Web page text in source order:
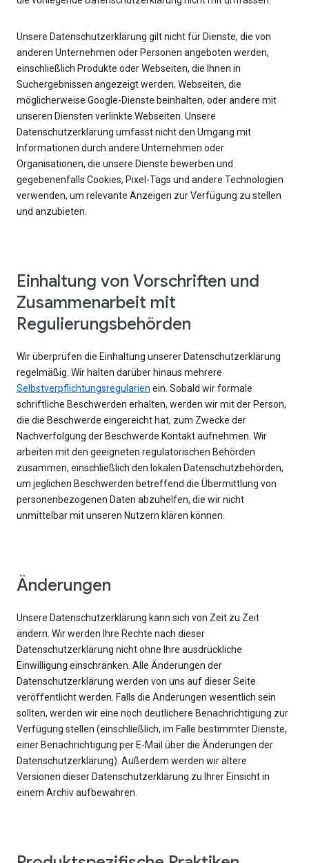
Unsere Datenschutzerklärung gilt nicht für Dienste, die von
anderen Unternehmen oder Personen angeboten werden,
einschließlich Produkte oder Webseiten, die Ihnen in
Suchergebnissen angezeigt werden, Webseiten, die
möglicherweise Google-Dienste beinhalten, oder andere mit
unseren Diensten verlinkte Webseiten. Unsere
Datenschutzerklärung umfasst nicht den Umgang mit
Informationen durch andere Unternehmen oder
Organisationen, die unsere Dienste bewerben und
gegebenenfalls Cookies, Pixel-Tags und andere Technologien
verwenden, um relevante Anzeigen zur Verfügung zu stellen
und anzubieten.
Einhaltung von Vorschriften und
Zusammenarbeit mit
Regulierungsbehörden
Wir überprüfen die Einhaltung unserer Datenschutzerklärung
regelmäßig. Wir halten darüber hinaus mehrere
Selbstverpflichtungsregularien ein. Sobald wir formale
schriftliche Beschwerden erhalten, werden wir mit der Person,
die die Beschwerde eingereicht hat, zum Zwecke der
Nachverfolgung der Beschwerde Kontakt aufnehmen. Wir
arbeiten mit den geeigneten regulatorischen Behörden
zusammen, einschließlich den lokalen Datenschutzbehörden,
um jeglichen Beschwerden betreffend die Übermittlung von
personenbezogenen Daten abzuhelfen, die wir nicht
unmittelbar mit unseren Nutzern klären können.
Änderungen
Unsere Datenschutzerklärung kann sich von Zeit zu Zeit
ändern. Wir werden Ihre Rechte nach dieser
Datenschutzerklärung nicht ohne Ihre ausdrückliche
Einwilligung einschränken. Alle Änderungen der
Datenschutzerklärung werden von uns auf dieser Seite
veröffentlicht werden. Falls die Änderungen wesentlich sein
sollten, werden wir eine noch deutlichere Benachrichtigung zur
Verfügung stellen (einschließlich, im Falle bestimmter Dienste,
einer Benachrichtigung per E-Mail über die Änderungen der
Datenschutzerklärung). Außerdem werden wir ältere
Versionen dieser Datenschutzerklärung zu Ihrer Einsicht in
einem Archiv aufbewahren.